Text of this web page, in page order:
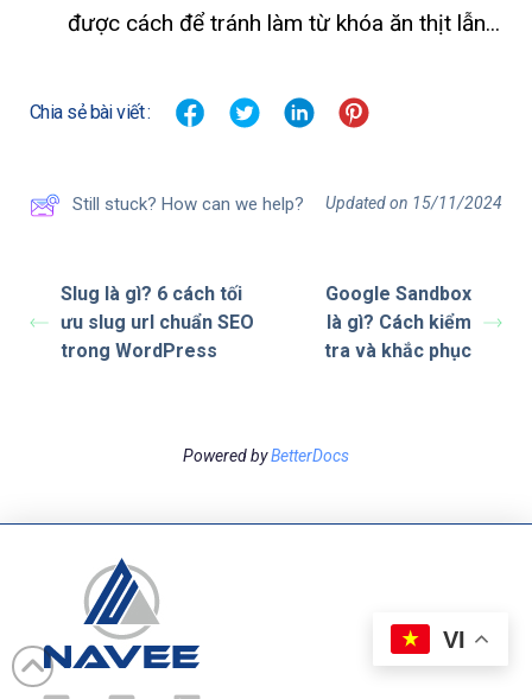
được cách để tránh làm từ khóa ăn thịt lẫn...
Chia sẻ bài viết :
Still stuck? How can we help? Updated on 15/11/2024
Slug là gì? 6 cách tối
ưu slug url chuẩn SEO
trong WordPress
Google Sandbox
là gì? Cách kiểm
tra và khắc phục
Powered byBetterDocs
VI